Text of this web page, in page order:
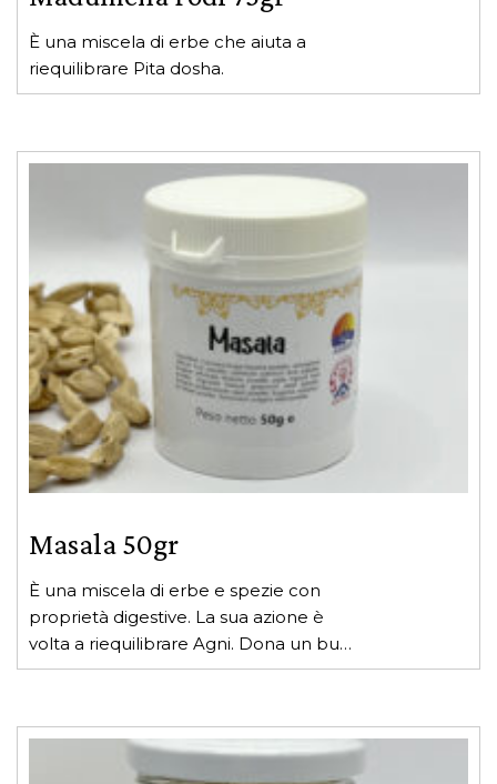
È una miscela di erbe che aiuta a
riequilibrare Pita dosha.
Masala 50gr
È una miscela di erbe e spezie con
proprietà digestive. La sua azione è
volta a riequilibrare Agni. Dona un buon
gusto a tutte le pietanze.